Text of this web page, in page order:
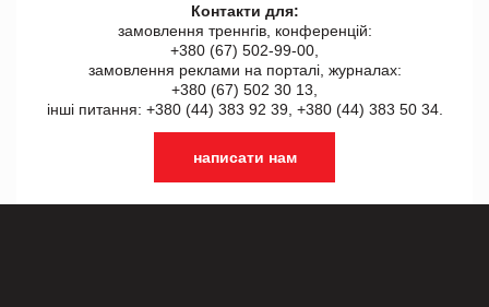
Контакти для:
замовлення треннгів, конференцій:
+380 (67) 502-99-00,
замовлення реклами на порталі, журналах:
+380 (67) 502 30 13,
інші питання: +380 (44) 383 92 39, +380 (44) 383 50 34.
написати нам